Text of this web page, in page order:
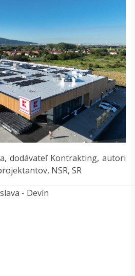
dodávateľ Kontrakting, autori
NSR, SR